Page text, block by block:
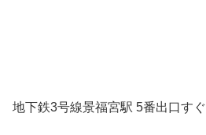
地下鉄3号線景福宮駅 5番出口すぐ